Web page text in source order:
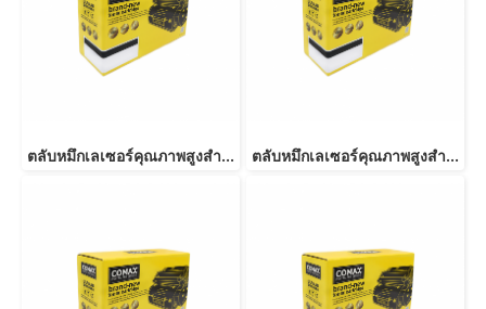
ตลับหมึกเลเซอร์คุณภาพสูงสำหรับ RICOH รุ่น C250/C260/C261 BK ตลับหมึกเลเซอร์คุณภาพสูงสำหรับ RICOH รุ่น C250/C260/C261 M